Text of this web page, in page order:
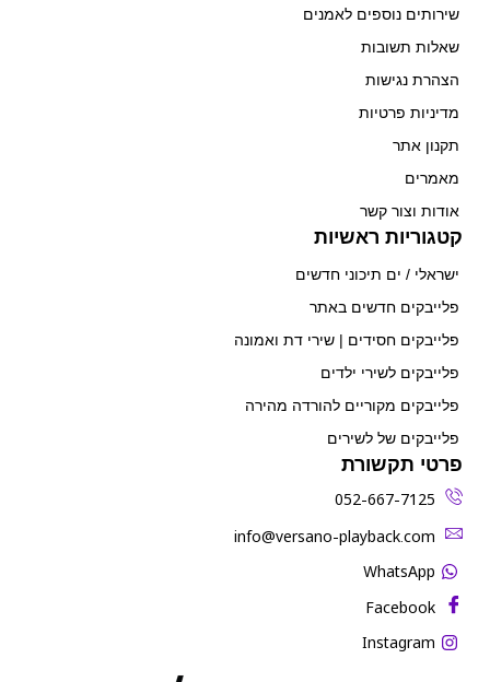
שירותים נוספים לאמנים
שאלות תשובות
הצהרת נגישות
מדיניות פרטיות
תקנון אתר
מאמרים
אודות וצור קשר
קטגוריות ראשיות
ישראלי / ים תיכוני חדשים
פלייבקים חדשים באתר
פלייבקים חסידים | שירי דת ואמונה
פלייבקים לשירי ילדים
פלייבקים מקוריים להורדה מהירה
פלייבקים של לשירים
פרטי תקשורת
052-667-7125
‫info@versano-playback.com‬
WhatsApp
Facebook
Instagram